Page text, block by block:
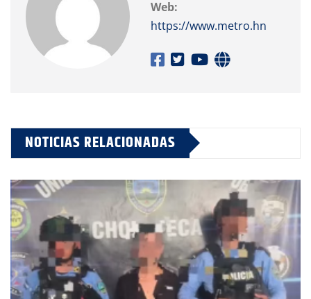
Web:
https://www.metro.hn
NOTICIAS RELACIONADAS